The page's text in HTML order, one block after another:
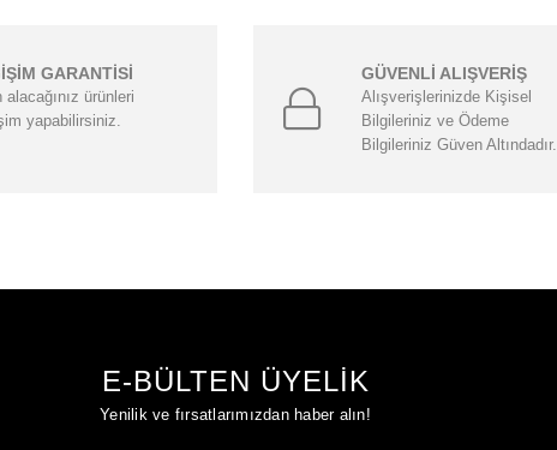
GARANTİSİ
alacağınız ürünleri
yapabilirsiniz.
GÜVENLİ ALIŞVERİŞ
Alışverişlerinizde Kişisel
Bilgileriniz ve Ödeme
Bilgileriniz Güven Altındadır.
E-BÜLTEN ÜYELİK
Yenilik ve fırsatlarımızdan haber alın!